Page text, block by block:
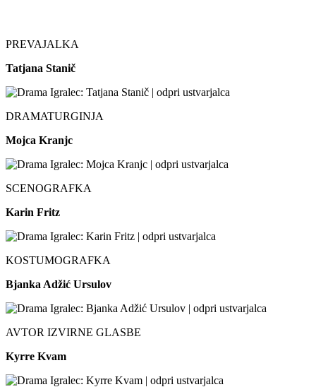
PREVAJALKA
Tatjana Stanič
DRAMATURGINJA
Mojca Kranjc
SCENOGRAFKA
Karin Fritz
KOSTUMOGRAFKA
Bjanka Adžić Ursulov
AVTOR IZVIRNE GLASBE
Kyrre Kvam